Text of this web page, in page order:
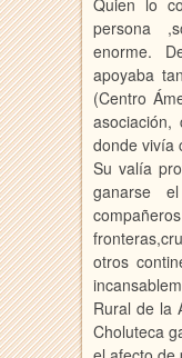
persona
enorme.
apoyaba
(Centro
asociación,
donde vivía
Su valía
ganarse
otros
Rural de la
Choluteca